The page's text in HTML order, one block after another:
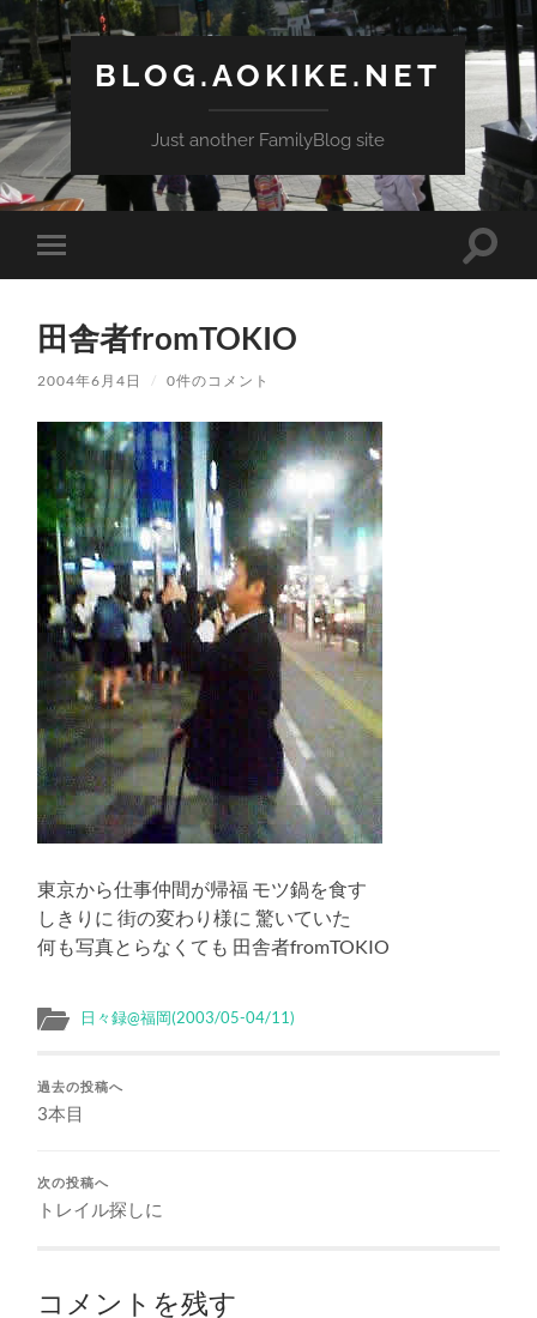
BLOG.AOKIKE.NET
Just another FamilyBlog site
モ
バ
ル
メ
ニ
ュ
を
切
り
替
え
る
検
田舎者fromTOKIO
2004年6月4日 / 0件のコメント
東京から仕事仲間が帰福 モツ鍋を食す
しきりに 街の変わり様に 驚いていた
何も写真とらなくても 田舎者fromTOKIO
日々録@福岡(2003/05-04/11)
過去の投稿へ
3本目
次の投稿へ
トレイル探しに
コメントを残す